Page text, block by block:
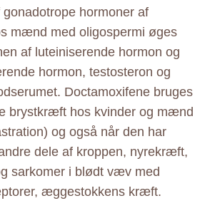
hormoner af
mænd med oligospermi øges
af luteiniserende hormon og
hormon, testosteron og
Doctamoxifene bruges
brystkræft hos kvinder og mænd
og også når den har
dele af kroppen, nyrekræft,
sarkomer i blødt væv med
æggestokkens kræft.